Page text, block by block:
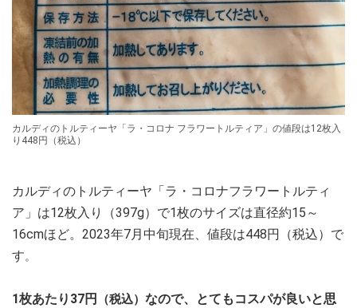
カルディのトルティーヤ「ラ・コロナ フラワートルティア」の値段は12枚入
り448円（税込）
カルディのトルティーヤ「ラ・コロナフラワートルティ
ア」は12枚入り（397g）で1枚のサイズは直径約15～
16cmほど。2023年7月中旬現在、値段は448円（税込）で
す。
1枚あたり37円 （税込） なので、とてもコスパが良いと思